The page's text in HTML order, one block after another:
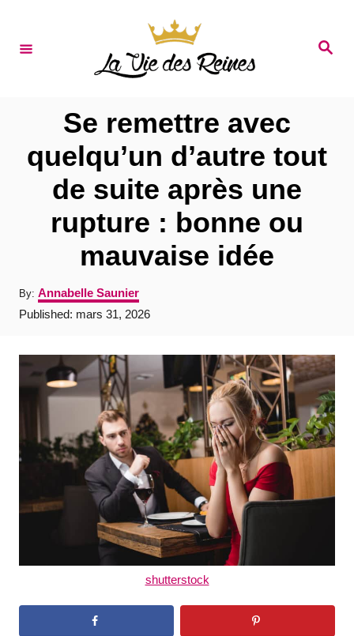
S
Se remettre avec
quelqu’un d’autre tout
de suite après une
rupture : bonne ou
mauvaise idée
By: A
u
t
o
Annabelle Saunier
P
Published: mars 31, 2026
shutterstock